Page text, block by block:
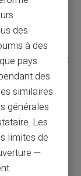
fournissent
des litiges
et
les
les
contre ces
des
à des
pays.
des
similaires
générales
Les
limites de
—